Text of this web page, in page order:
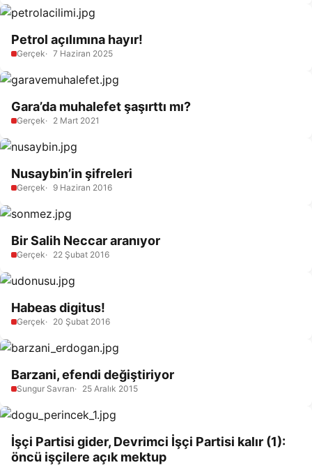
Petrol açılımına hayır!
Gerçek 7 Haziran 2025
Gara’da muhalefet şaşırttı mı?
Gerçek 2 Mart 2021
Nusaybin’in şifreleri
Gerçek 9 Haziran 2016
Bir Salih Neccar aranıyor
Gerçek 22 Şubat 2016
Habeas digitus!
Gerçek 20 Şubat 2016
Barzani, efendi değiştiriyor
Sungur Savran 25 Aralık 2015
İşçi Partisi gider, Devrimci İşçi Partisi kalır (1):
öncü işçilere açık mektup